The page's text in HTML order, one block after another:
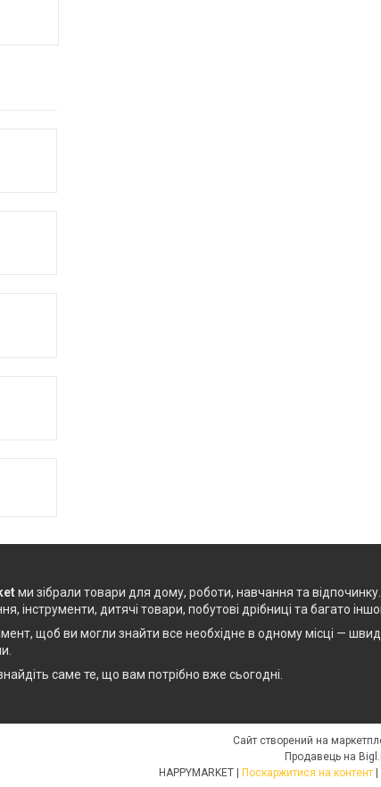
ми зібрали товари для дому, роботи, навчання та
інструменти, дитячі товари, побутові дрібниці та багато
щоб ви могли знайти все необхідне в одному місці —
саме те, що вам потрібно вже сьогодні.
Сайт створений на
Продавець на
Поскаржитися на контент